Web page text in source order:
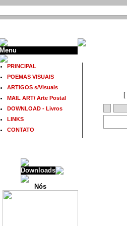
Menu
PRINCIPAL
POEMAS VISUAIS
ARTIGOS s/Visuais
MAIL ART/ Arte Postal
DOWNLOAD - Livros
LINKS
CONTATO
Downloads
Nós
[